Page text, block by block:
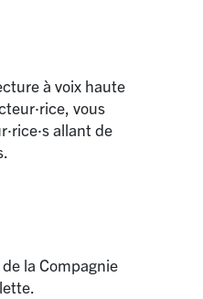
à voix haute
·rice, vous
·rice·s allant de
la Compagnie